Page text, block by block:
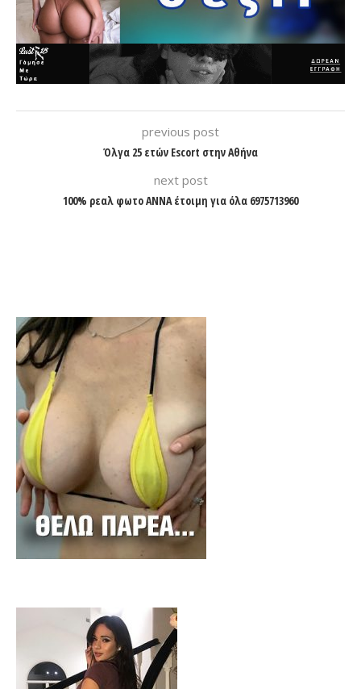
previous post
Όλγα 25 ετών Escort στην Αθήνα
next post
100% ρεαλ φωτο ΑΝΝΑ έτοιμη για όλα 6975713960